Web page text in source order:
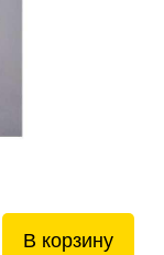
В корзину